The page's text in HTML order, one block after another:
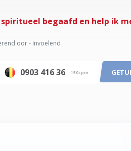
begaafd en help ik
oor - Invoelend
0903 416 36 150cpm